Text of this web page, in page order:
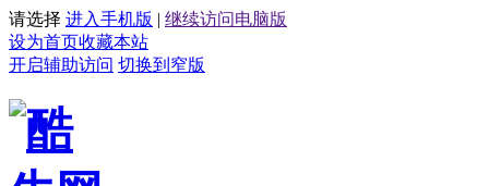
请选择 进入手机版 | 继续访问电脑版
设为首页收藏本站
开启辅助访问 切换到窄版